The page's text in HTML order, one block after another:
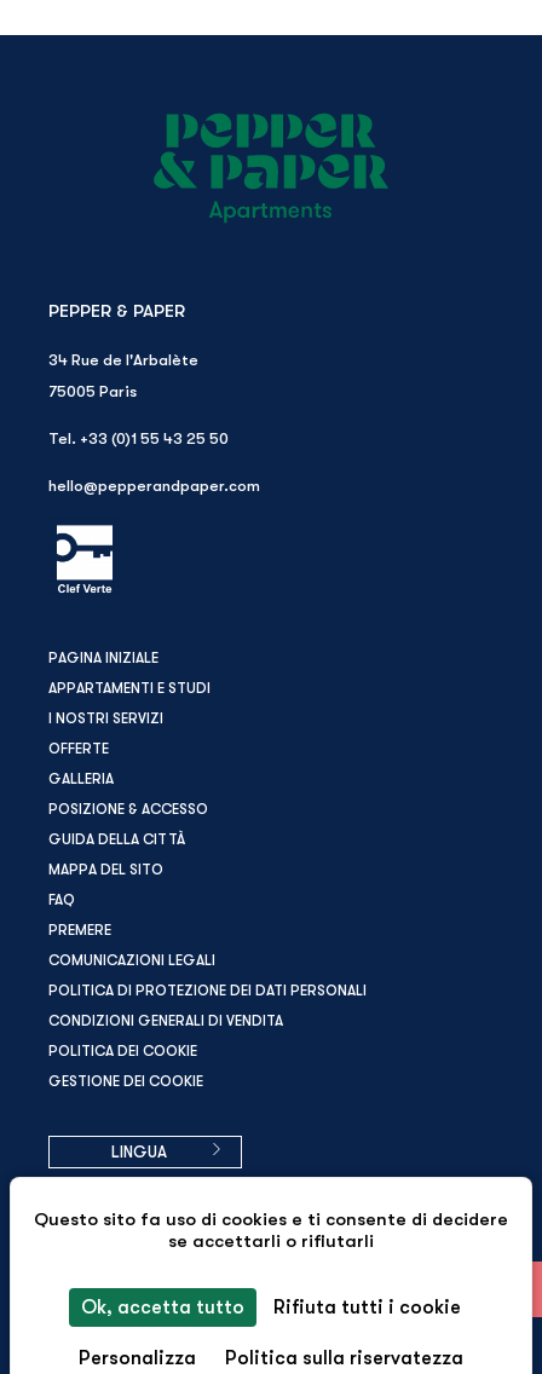
PEPPER & PAPER
34 Rue de l'Arbalète
75005 Paris
Tel. +33 (0)1 55 43 25 50
hello@pepperandpaper.com
PAGINA INIZIALE
APPARTAMENTI E STUDI
I NOSTRI SERVIZI
OFFERTE
GALLERIA
POSIZIONE & ACCESSO
GUIDA DELLA CITTÀ
MAPPA DEL SITO
FAQ
PREMERE
COMUNICAZIONI LEGALI
POLITICA DI PROTEZIONE DEI DATI PERSONALI
CONDIZIONI GENERALI DI VENDITA
POLITICA DEI COOKIE
GESTIONE DEI COOKIE
LINGUA
2026
Questo sito fa uso di cookies e ti consente di decidere
se accettarli o rifiutarli
Ok, accetta tutto Rifiuta tutti i cookie
Personalizza Politica sulla riservatezza